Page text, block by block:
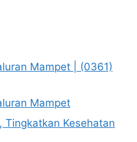
Mampet | (0361)
Mampet
Tingkatkan Kesehatan